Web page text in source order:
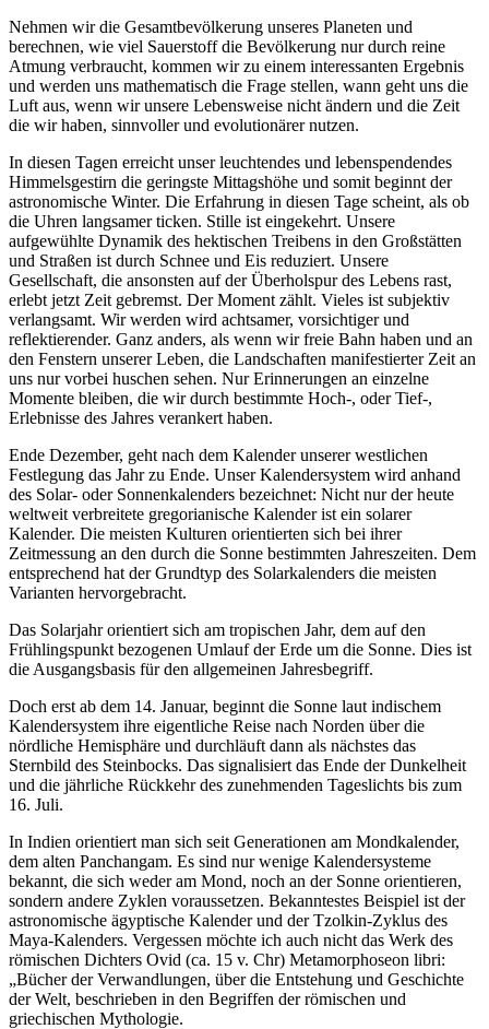
Nehmen wir die Gesamtbevölkerung unseres Planeten und
berechnen, wie viel Sauerstoff die Bevölkerung nur durch reine
Atmung verbraucht, kommen wir zu einem interessanten Ergebnis
und werden uns mathematisch die Frage stellen, wann geht uns die
Luft aus, wenn wir unsere Lebensweise nicht ändern und die Zeit
die wir haben, sinnvoller und evolutionärer nutzen.
In diesen Tagen erreicht unser leuchtendes und lebenspendendes
Himmelsgestirn die geringste Mittagshöhe und somit beginnt der
astronomische Winter. Die Erfahrung in diesen Tage scheint, als ob
die Uhren langsamer ticken. Stille ist eingekehrt. Unsere
aufgewühlte Dynamik des hektischen Treibens in den Großstätten
und Straßen ist durch Schnee und Eis reduziert. Unsere
Gesellschaft, die ansonsten auf der Überholspur des Lebens rast,
erlebt jetzt Zeit gebremst. Der Moment zählt. Vieles ist subjektiv
verlangsamt. Wir werden wird achtsamer, vorsichtiger und
reflektierender. Ganz anders, als wenn wir freie Bahn haben und an
den Fenstern unserer Leben, die Landschaften manifestierter Zeit an
uns nur vorbei huschen sehen. Nur Erinnerungen an einzelne
Momente bleiben, die wir durch bestimmte Hoch-, oder Tief-,
Erlebnisse des Jahres verankert haben.
Ende Dezember, geht nach dem Kalender unserer westlichen
Festlegung das Jahr zu Ende. Unser Kalendersystem wird anhand
des Solar- oder Sonnenkalenders bezeichnet: Nicht nur der heute
weltweit verbreitete gregorianische Kalender ist ein solarer
Kalender. Die meisten Kulturen orientierten sich bei ihrer
Zeitmessung an den durch die Sonne bestimmten Jahreszeiten. Dem
entsprechend hat der Grundtyp des Solarkalenders die meisten
Varianten hervorgebracht.
Das Solarjahr orientiert sich am tropischen Jahr, dem auf den
Frühlingspunkt bezogenen Umlauf der Erde um die Sonne. Dies ist
die Ausgangsbasis für den allgemeinen Jahresbegriff.
Doch erst ab dem 14. Januar, beginnt die Sonne laut indischem
Kalendersystem ihre eigentliche Reise nach Norden über die
nördliche Hemisphäre und durchläuft dann als nächstes das
Sternbild des Steinbocks. Das signalisiert das Ende der Dunkelheit
und die jährliche Rückkehr des zunehmenden Tageslichts bis zum
16. Juli.
In Indien orientiert man sich seit Generationen am Mondkalender,
dem alten Panchangam. Es sind nur wenige Kalendersysteme
bekannt, die sich weder am Mond, noch an der Sonne orientieren,
sondern andere Zyklen voraussetzen. Bekanntestes Beispiel ist der
astronomische ägyptische Kalender und der Tzolkin-Zyklus des
Maya-Kalenders. Vergessen möchte ich auch nicht das Werk des
römischen Dichters Ovid (ca. 15 v. Chr) Metamorphoseon libri:
„Bücher der Verwandlungen, über die Entstehung und Geschichte
der Welt, beschrieben in den Begriffen der römischen und
griechischen Mythologie.